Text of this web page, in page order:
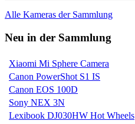
Alle Kameras der Sammlung
Neu in der Sammlung
Xiaomi Mi Sphere Camera
Canon PowerShot S1 IS
Canon EOS 100D
Sony NEX 3N
Lexibook DJ030HW Hot Wheels